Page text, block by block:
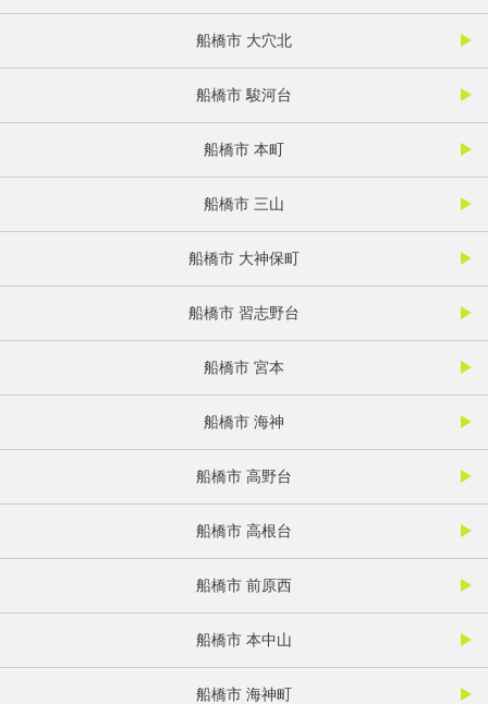
船橋市 大穴北
船橋市 駿河台
船橋市 本町
船橋市 三山
船橋市 大神保町
船橋市 習志野台
船橋市 宮本
船橋市 海神
船橋市 高野台
船橋市 高根台
船橋市 前原西
船橋市 本中山
船橋市 海神町